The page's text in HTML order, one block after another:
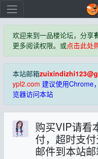
欢迎来到一品楼论坛，分享
更多阅读权限。或点击此处
本站邮箱
ypl2.com 建议使用Chrome
览器访问本站
购买VIP请看
付，超时支
邮件到本站